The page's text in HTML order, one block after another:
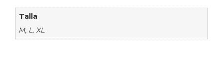
Talla
M, L, XL